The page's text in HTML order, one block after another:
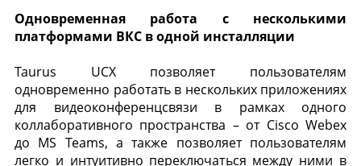
Одновременная работа с несколькими
платформами ВКС в одной инсталляции
Taurus UCX позволяет пользователям
одновременно работать в нескольких приложениях
для видеоконференцсвязи в рамках одного
коллаборативного пространства – от Cisco Webex
до MS Teams, а также позволяет пользователям
легко и интуитивно переключаться между ними в